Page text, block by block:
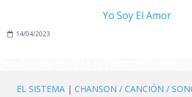
Yo Soy El Amor
14/04/2023
EL SISTEMA | CHANSON / CANCIÓN /